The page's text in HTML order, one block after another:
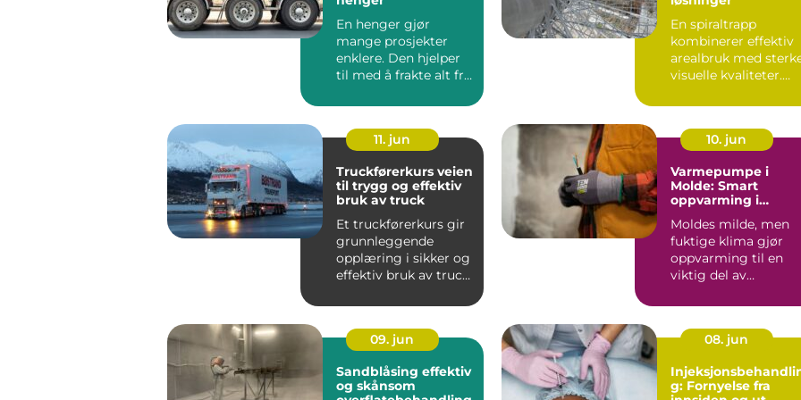
En henger gjør
mange prosjekter
enklere. Den hjelper
til med å frakte alt fra
byggemat...
En spiraltrapp
kombinerer effektiv
arealbruk med
visuelle kvaliteter.
som r...
11. jun
Truckførerkurs veien
til trygg og effektiv
bruk av truck
Et truckførerkurs gir
grunnleggende
opplæring i sikker og
effektiv bruk av truck,
10. jun
Varmepumpe i
Molde: Smart
oppvarming i
vestlandsklima
Moldes milde, men
fuktige klima gjør
oppvarming til en
viktig del av
boliger...
09. jun
Sandblåsing effektiv
og skånsom
08. jun
g: Fornyelse fra